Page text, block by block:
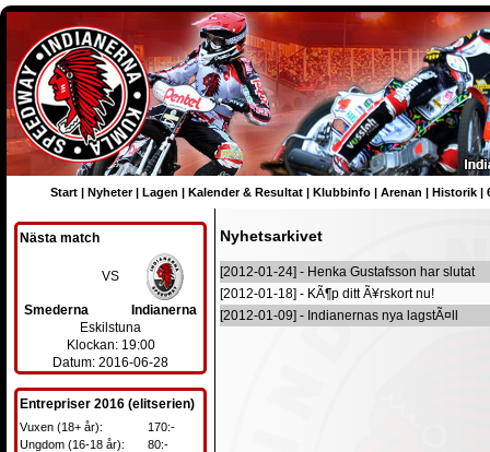
Start | Nyheter| Lagen | Kalender & Resultat | Klubbinfo | Arenan | Historik |
Nästa match
VS
Smederna Indianerna
Eskilstuna
Klockan: 19:00
Datum: 2016-06-28
Entrepriser 2016 (elitserien)
Vuxen (18+ år):
170:-
Ungdom (16-18 år):
80:-
Nyhetsarkivet
[2012-01-24] - Henka Gustafsson har slutat
[2012-01-18] - KÃ¶p ditt Ã¥rskort nu!
[2012-01-09] - Indianernas nya lagstÃ¤ll